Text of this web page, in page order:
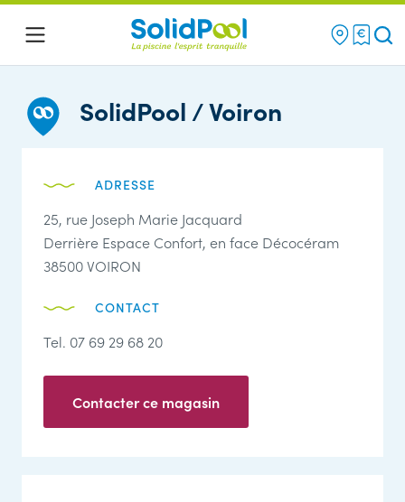
Menu
SolidPool / Voiron
ADRESSE
25, rue Joseph Marie Jacquard
Derrière Espace Confort, en face Décocéram
38500 VOIRON
CONTACT
Tel. 07 69 29 68 20
Contacter ce magasin